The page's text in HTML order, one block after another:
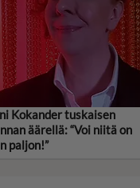
Kokander tuskaisen
äärellä: “Voi niitä on
paljon!”